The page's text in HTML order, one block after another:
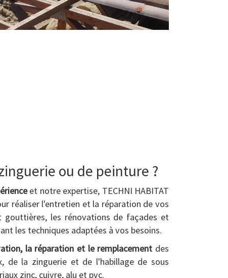
ou de peinture ?
et notre expertise, TECHNI HABITAT
réaliser l'entretien et la réparation de vos
gouttières, les rénovations de façades et
les techniques adaptées à vos besoins.
la réparation et le remplacement des
de la zinguerie et de l'habillage de sous
zinc, cuivre, alu et pvc.